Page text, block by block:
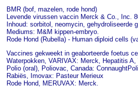
BMR (bof, mazelen, rode hond)
Levende virussen vaccin Merck & Co., Inc.
Inhoud: sorbitol, neomycin, gehydroliseerde
Mediums: M&M kippen-embryo.
Rode Hond (Rubella) - Human diploid cells
Vaccines gekweekt in geaborteerde foetus
Waterpokken, VARIVAX: Merck, Hepatitis
Polio (oral), Poliovac, Canada:
Rabiës, Imovax: Pasteur Merieux
Rode Hond, MERUVAX: Merck.